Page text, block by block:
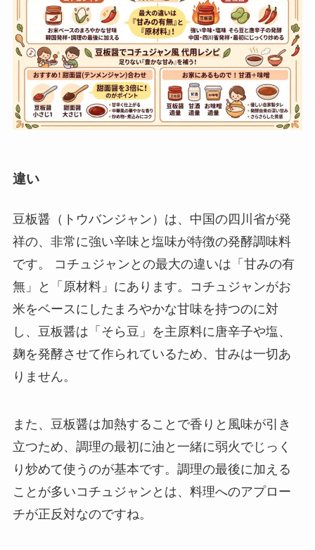
違い
豆板醤（トウバンジャン）は、中国の四川省が発
祥の、非常に強い辛味と塩味が特徴の発酵調味料
です。 コチュジャンとの最大の違いは「甘みの有
無」と「原材料」にあります。コチュジャンがお
米をベースにしたまろやかな甘味を持つのに対
し、豆板醤は「そら豆」を主原料に唐辛子や塩、
麹を発酵させて作られているため、甘みは一切あ
りません。
また、豆板醤は加熱することで香りと風味が引き
立つため、調理の最初に油と一緒に弱火でじっく
り炒めて使うのが基本です。調理の最後に加える
ことが多いコチュジャンとは、料理へのアプロー
チが正反対なのですね。